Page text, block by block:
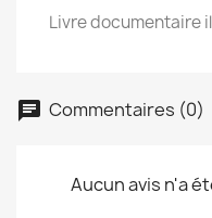
Livre documentaire
Commentaires (0)
Aucun avis n'a